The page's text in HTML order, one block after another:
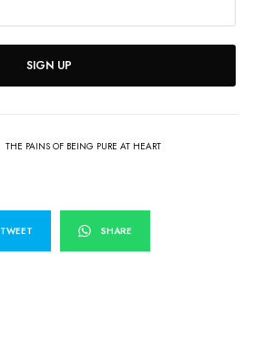
SIGN UP
THE PAINS OF BEING PURE AT HEART
TWEET SHARE